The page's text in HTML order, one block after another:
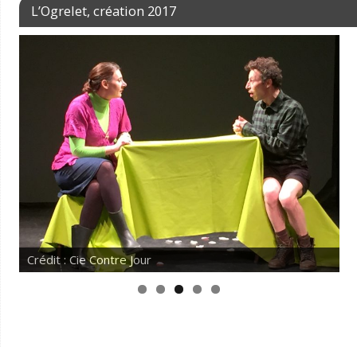
L’Ogrelet, création 2017
Crédit : Cie Contre Jour